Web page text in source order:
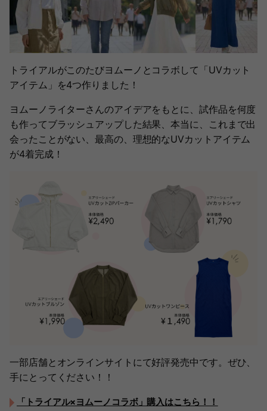
トライアルがこのたびヨムーノとコラボして「UVカット
アイテム」を4つ作りました！
ヨムーノライターさんのアイデアをもとに、試作品を何度
も作ってブラッシュアップした結果、本当に、これまで出
会ったことがない、最高の、理想的なUVカットアイテム
が4着完成！
一部店舗とオンラインサイトにて好評発売中です。ぜひ、
手にとってください！！
「トライアル×ヨムーノコラボ」購入はこちら！！